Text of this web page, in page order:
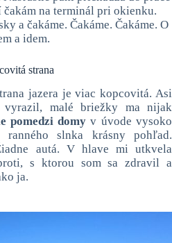
čakám na terminál pri okienku.
a čakáme. Čakáme. Čakáme. O
a idem.
strana
jazera je viac kopcovitá. Asi
malé briežky ma nijak
pomedzi domy v úvode vysoko
ranného slnka krásny pohľad.
autá. V hlave mi utkvela
s ktorou som sa zdravil a
ja.